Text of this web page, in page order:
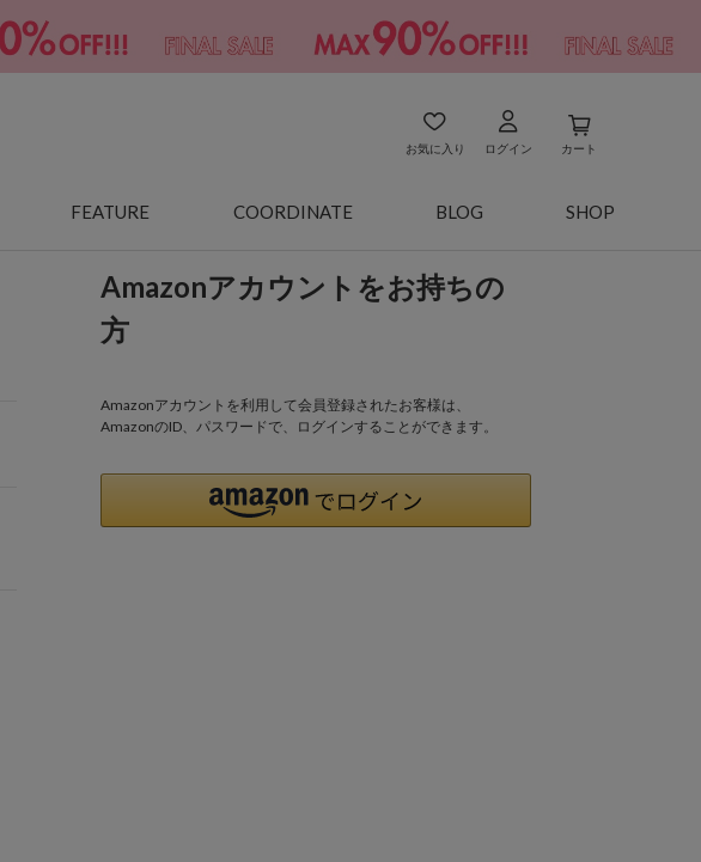
お気に入り ログイン カート
FEATURE COORDINATE BLOG SHOP
Amazonアカウントをお持ちの
方
Amazonアカウントを利用して会員登録されたお客様は、
AmazonのID、パスワードで、ログインすることができます。